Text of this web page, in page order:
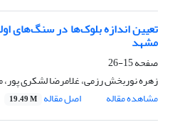
تعیین اندازه بلوک‌ها در سنگ‌های
مشهد
صفحه15-26
زهره نوربخش رزمی، غلامرضا لشکری
مشاهده مقاله
اصل مقاله 19.49 M